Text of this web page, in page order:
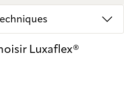
Luxaflex®